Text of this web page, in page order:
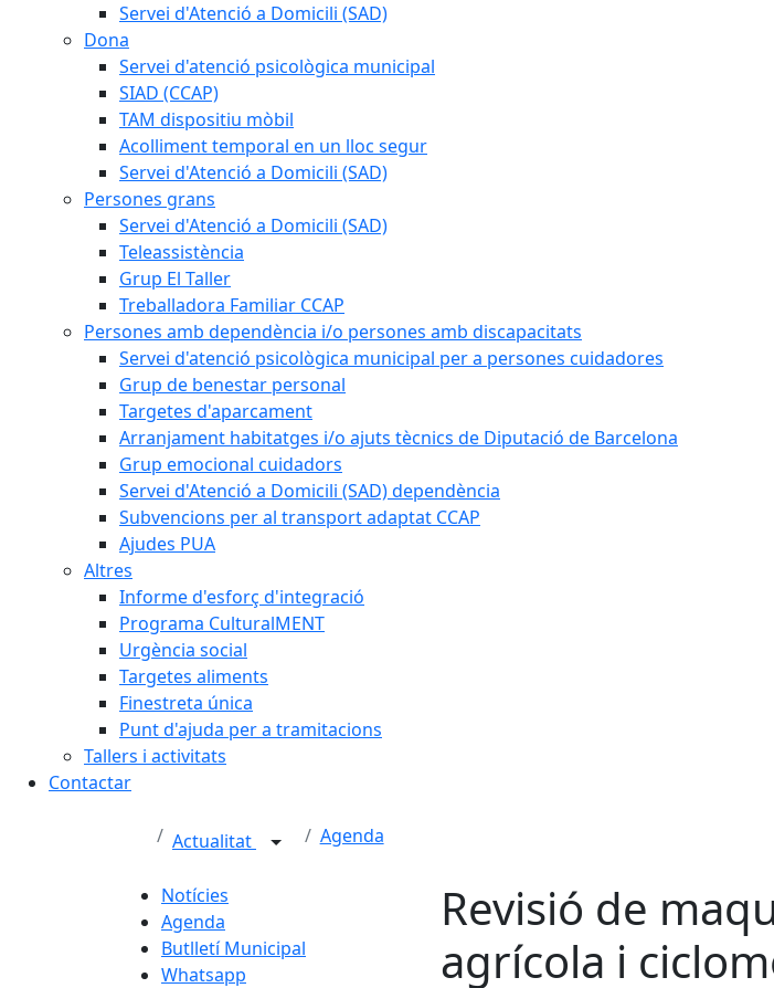
Servei d'Atenció a Domicili (SAD)
Dona
Servei d'atenció psicològica municipal
SIAD (CCAP)
TAM dispositiu mòbil
Acolliment temporal en un lloc segur
Servei d'Atenció a Domicili (SAD)
Persones grans
Servei d'Atenció a Domicili (SAD)
Teleassistència
Grup El Taller
Treballadora Familiar CCAP
Persones amb dependència i/o persones amb discapacitats
Servei d'atenció psicològica municipal per a persones cuidadores
Grup de benestar personal
Targetes d'aparcament
Arranjament habitatges i/o ajuts tècnics de Diputació de Barcelona
Grup emocional cuidadors
Servei d'Atenció a Domicili (SAD) dependència
Subvencions per al transport adaptat CCAP
Ajudes PUA
Altres
Informe d'esforç d'integració
Programa CulturalMENT
Urgència social
Targetes aliments
Finestreta única
Punt d'ajuda per a tramitacions
Tallers i activitats
Contactar
Actualitat Agenda
Notícies
Agenda
Butlletí Municipal
Whatsapp
Revisió de
agrícola i